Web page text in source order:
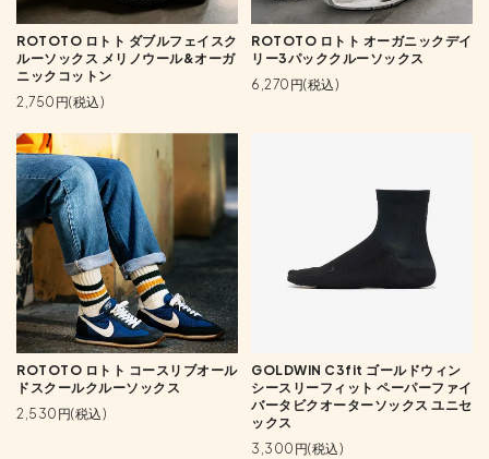
ROTOTO ロトト ダブルフェイスク
ルーソックス メリノウール&オーガ
ニックコットン
2,750円(税込)
ROTOTO ロトト オーガニックデイ
リー3パッククルーソックス
6,270円(税込)
ROTOTO ロトト コースリブオール
ドスクールクルーソックス
2,530円(税込)
GOLDWIN C3fit ゴールドウィン
シースリーフィット ペーパーファイ
バータビクオーターソックス ユニセ
ックス
3,300円(税込)